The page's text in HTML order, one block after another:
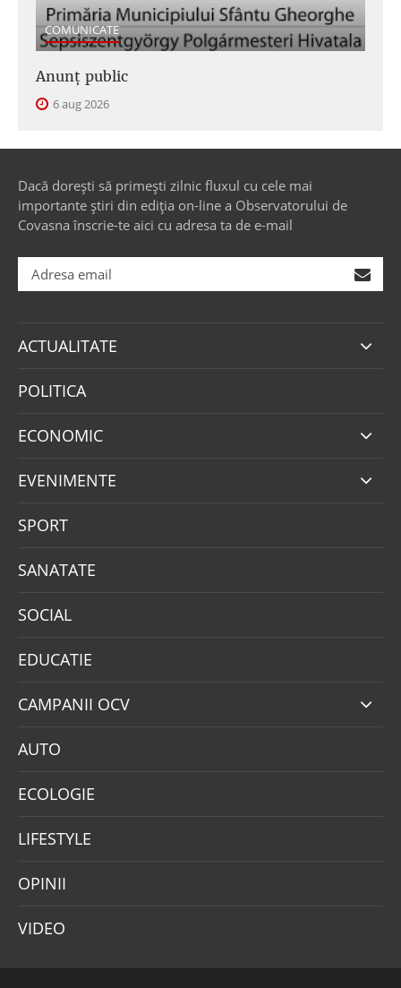
COMUNICATE
Anunţ public
6 aug 2026
Dacă dorești să primești zilnic fluxul cu cele mai
importante știri din ediția on-line a Observatorului de
Covasna înscrie-te aici cu adresa ta de e-mail
ACTUALITATE
POLITICA
ECONOMIC
EVENIMENTE
SPORT
SANATATE
SOCIAL
EDUCATIE
CAMPANII OCV
AUTO
ECOLOGIE
LIFESTYLE
OPINII
VIDEO